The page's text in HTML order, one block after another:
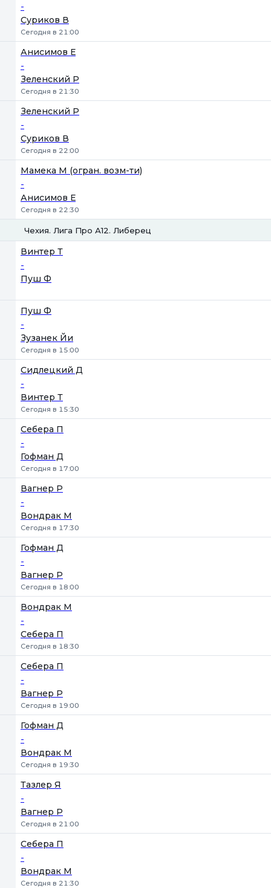
-
Суриков В
Сегодня в 21:00
Анисимов Е
-
Зеленский Р
Сегодня в 21:30
Зеленский Р
-
Суриков В
Сегодня в 22:00
Мамека М (огран. возм-ти)
-
Анисимов Е
Сегодня в 22:30
Чехия. Лига Про А12. Либерец
Винтер Т
-
Пуш Ф
Пуш Ф
-
Зузанек Йи
Сегодня в 15:00
Сидлецкий Д
-
Винтер Т
Сегодня в 15:30
Себера П
-
Гофман Д
Сегодня в 17:00
Вагнер Р
-
Вондрак М
Сегодня в 17:30
Гофман Д
-
Вагнер Р
Сегодня в 18:00
Вондрак М
-
Себера П
Сегодня в 18:30
Себера П
-
Вагнер Р
Сегодня в 19:00
Гофман Д
-
Вондрак М
Сегодня в 19:30
Тазлер Я
-
Вагнер Р
Сегодня в 21:00
Себера П
-
Вондрак М
Сегодня в 21:30